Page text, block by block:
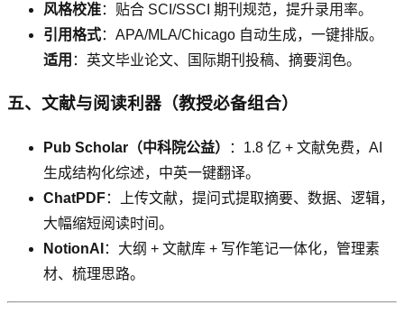
风格校准：贴合 SCI/SSCI 期刊规范，提升录用率。
引用格式：APA/MLA/Chicago 自动生成，一键排版。
适用 ：英文毕业论文、国际期刊投稿、摘要润色。
五、文献与阅读利器（教授必备组合）
Pub Scholar（中科院公益）
：1.8 亿 + 文献免费，AI
生成结构化综述，中英一键翻译。
ChatPDF：上传文献，提问式提取摘要、数据、逻辑，
大幅缩短阅读时间。
NotionAI ：大纲 + 文献库 + 写作笔记一体化，管理素
材、梳理思路。